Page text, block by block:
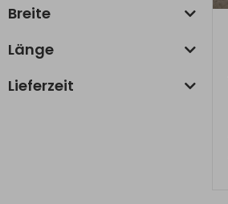
Breite
Länge
Lieferzeit